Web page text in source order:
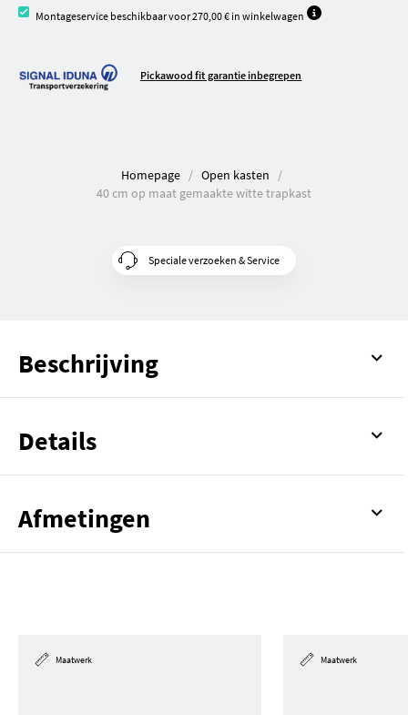
Montageservice beschikbaar voor 270,00 € in winkelwagen
Pickawood fit garantie inbegrepen
Homepage
Open kasten
40 cm op maat gemaakte witte trapkast
Speciale verzoeken & Service
Beschrijving
Details
Afmetingen
Maatwerk Maatwerk